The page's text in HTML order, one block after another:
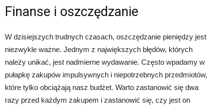
Finanse i oszczędzanie
W dzisiejszych trudnych czasach, oszczędzanie pieniędzy jest
niezwykle ważne. Jednym z największych błędów, których
należy unikać, jest nadmierne wydawanie. Często wpadamy w
pułapkę zakupów impulsywnych i niepotrzebnych przedmiotów,
które tylko obciążają nasz budżet. Warto zastanowić się dwa
razy przed każdym zakupem i zastanowić się, czy jest on